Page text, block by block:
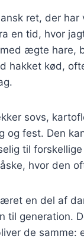
ret, der
en tid, hvor
ægte hare,
hakket kød,
sovs,
fest. Den
til
hvor den
en del af
til generation.
de samme: